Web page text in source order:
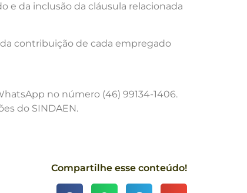
e da inclusão da cláusula relacionada
contribuição de cada empregado
no número (46) 99134-1406.
do SINDAEN.
Compartilhe esse conteúdo!